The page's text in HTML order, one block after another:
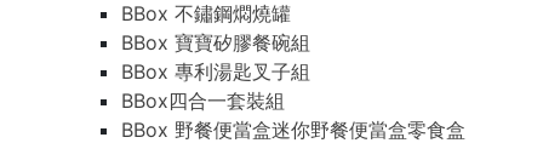
BBox 不鏽鋼燜燒罐
BBox 寶寶矽膠餐碗組
BBox 專利湯匙叉子組
BBox四合一套裝組
BBox 野餐便當盒迷你野餐便當盒零食盒